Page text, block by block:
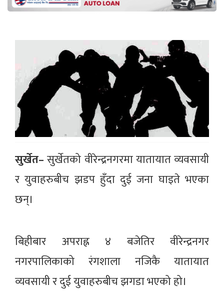
सुर्खेत–सुर्खेतको वीरेन्द्रनगरमा यातायात व्यवसायी
र युवाहरुबीच झडप हुँदा दुई जना घाइते भएका
छन्।
बिहीबार अपराह्न ४ बजेतिर वीरेन्द्रनगर
नगरपालिकाको रंगशाला नजिकै यातायात
व्यवसायी र दुई युवाहरुबीच झगडा भएको हो।